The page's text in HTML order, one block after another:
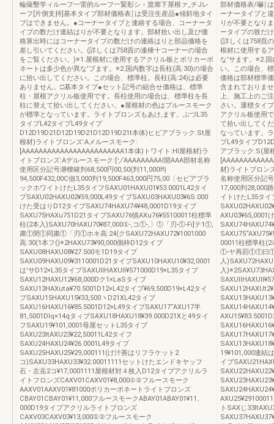
輪薩墾学ィルーフ一雷的ルーフ一緊彰シ︲渡廊下屋根ァ_チJレ
ーフ[片側支持]基本タイプ部材価格表￨は受注生産品●傾斜地タイ
プはできません。●コーナータイプと連絡する場合、コーナータ
イプの数だけ連結はりが不要となります。部材拾い出し及び価
格算出時にはコーナータイプの数だけの連絡はりと部品価格を
差し引いてください。(詳しくは758貢の連棟十コーナーの場合
をご覧ください。)※1.屋根材に使用するアクリル板とポリカーボ
ネートは多少色が異な'ブます。※2.国内数字は長柱(高:30)の場合
に拾い出してください。この場合、標準柱。長柱(高:24)は必要
ありません。□基本タイプ●セット記号の組合せ価格は、標準
柱・屋根アクリル板使用です。長柱使用の場合は、標準柱を長
柱に替えて拾い出してください。●屋根材の色はブルースモーク
が標準となっています。ライトブロンズもあけ,ます。ぶづL35
タイプL42タイプL49タイプ
D12D19D21D12D19D21D12D19D21t本体)ヒピアブラック:St屋
根材)ライトブロンズ:Aメルースモーク:
[AAAAAAAAAAAAAAAAAAAAAAAA1本体)トワイト:HI屋根材)ラ
イトブロンズ:Aデルースモーク:[ゾAAAAAAAAA!開AAA部材名称
使用区分記号瀞檀確判68,500円00,50(判11,000均
94,500F432,00C佃3,000判19,500F463,000円75,00〔セビアブラ
ックホワイトけたL35タイフSAXU01HAXU01¥53.0001L42タイ
プSAXU02HAXU02¥59,000L49タイブSAXU03HAXU03¥6S.000
けた受はりD12タイプSAXU74HAXU74¥48,0001D19タイブ
SAXU75HAXu751D21タイブSAXU76慎AXu76¥55100011柱標準
柱(2本入)SAXU70HAXU70¥87,000①‐,コ①‐,〕①「刃‐①‐Fi]テ1①,
粛①閉①同粛①「刃①ホキ高:24(クSAXU72HAXU72¥1001000
高:30(1本フ()※2HAXU73¥90,000側枠D12タイブ
SAXU08HAXU08¥27.500モ1D19タイブ
SAXU09HAXU09¥3110001D21タイプSAXU10HAXU10¥32,0001
は'サD12×L35タイブSAXUllHAXUll¥571000D19×L35タイプ
SAXU12HAXU12¥68,000Dク1×LaSタイブ
SAXU13HAXuta¥70.5001D12×L42タイプ¥69,500D19×L42タイ
ブSAXU15HAXU15¥33,500ヽD21XL42タイブ
SAXU16HAXU16¥85.5001D12×L49タイプSAXU17“AXU17半
81,5001Dlq×14qタィブSAXU18HAXU18¥39.000D21Xと49タイ
フSAXU19¥101,0001母屋セットL35タイブ
SAXU23ltAXU23¥22,50011L42タイフ
SAXU24HAXU24¥26.0001L49タイプ
SAXU25HAXU25¥29,000111(け汁善はリフラケット2
コ)SAXU33HAXU33¥32.00011111セットけたエンドキヤッフ
石・左岳2コ¥17,0001111屋根材対４枚入D12タイプアクリルラ
イトフロンズCAXV01CAXV01¥8,000①②フルースモーク
AAXV01AAXV01¥81000ポリカーボネートライトブロンズ
CBAY01CBAY01¥11,000フルースモークABAY01ABAY01¥11、
000D19タイプアクリルライトブロンズ
CAXV03CAXV03¥13,000①②フルースモーク
部材価格表/嚇￨
ーナータイプと
りが不要となり
ータイプの致だ
(詳しくは758頁
根材に使用する
な'サます。※2.国
い。この場合、
価格は部材標準
含まれておりま
上、施工上のご
さい。運標タイ
アクリル板使用
て拾い出してく
なっています。
プL49タイプ
アブラック:S(屋
材)ライトブロン
名称使用区分記
17,000判28,000
イトけたL35タイ
AXU03¥65,0001
00011柱標準柱
①‐ヤ再罰①①曰
人
入
19¥101,000連結
イプ
トSAXじ